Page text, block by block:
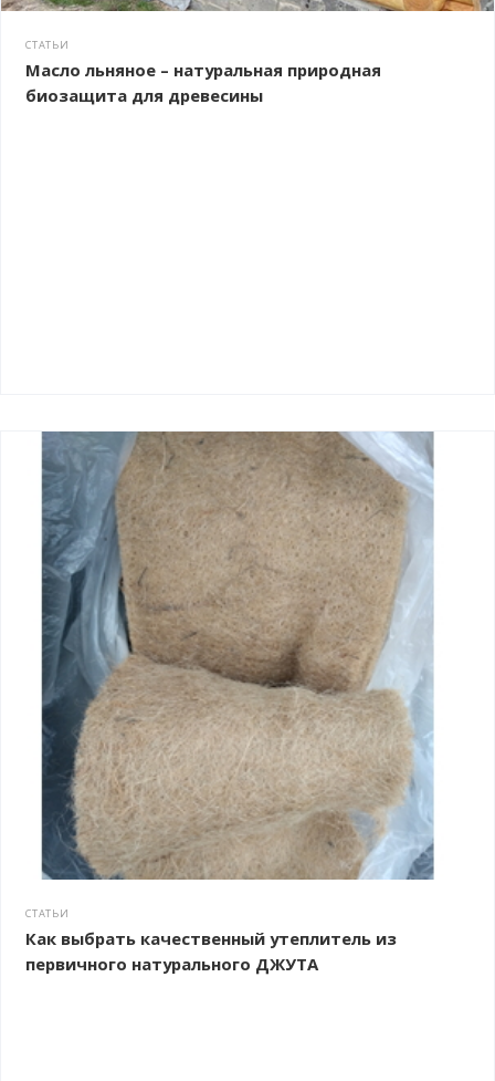
СТАТЬИ
Масло льняное – натуральная природная
биозащита для древесины
СТАТЬИ
Как выбрать качественный утеплитель из
первичного натурального ДЖУТА